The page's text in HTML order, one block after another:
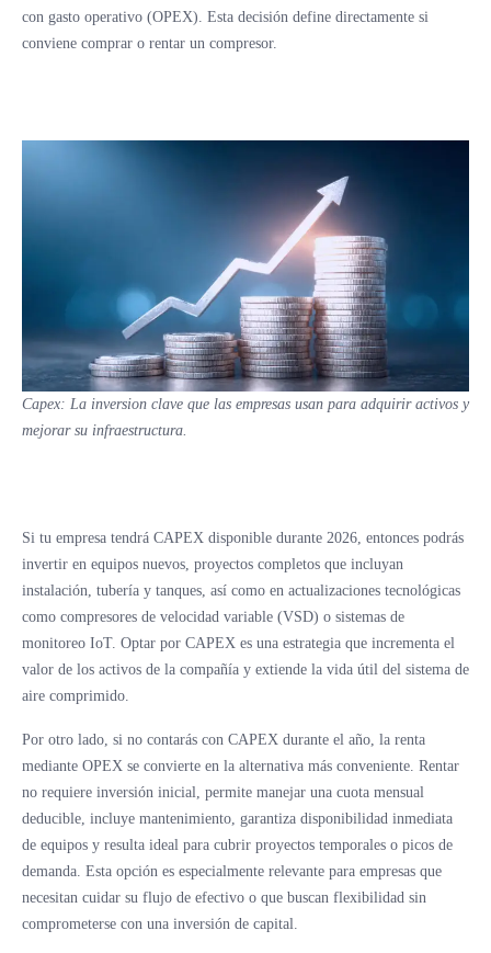
con gasto operativo (OPEX). Esta decisión define directamente si
conviene comprar o rentar un compresor.
Capex: La inversion clave que las empresas usan para adquirir activos y
mejorar su infraestructura.
Si tu empresa tendrá CAPEX disponible durante 2026, entonces podrás
invertir en equipos nuevos, proyectos completos que incluyan
instalación, tubería y tanques, así como en actualizaciones tecnológicas
como compresores de velocidad variable (VSD) o sistemas de
monitoreo IoT. Optar por CAPEX es una estrategia que incrementa el
valor de los activos de la compañía y extiende la vida útil del sistema de
aire comprimido.
Por otro lado, si no contarás con CAPEX durante el año, la renta
mediante OPEX se convierte en la alternativa más conveniente. Rentar
no requiere inversión inicial, permite manejar una cuota mensual
deducible, incluye mantenimiento, garantiza disponibilidad inmediata
de equipos y resulta ideal para cubrir proyectos temporales o picos de
demanda. Esta opción es especialmente relevante para empresas que
necesitan cuidar su flujo de efectivo o que buscan flexibilidad sin
comprometerse con una inversión de capital.